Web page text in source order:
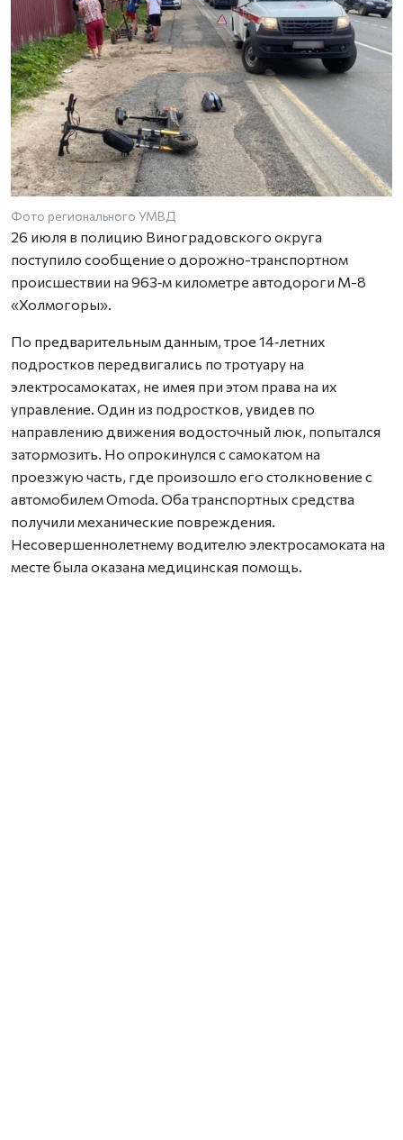
Фото регионального УМВД
26 июля в полицию Виноградовского округа
поступило сообщение о дорожно-транспортном
происшествии на 963‑м километре автодороги М-8
«Холмогоры».
По предварительным данным, трое 14‑летних
подростков передвигались по тротуару на
электросамокатах, не имея при этом права на их
управление. Один из подростков, увидев по
направлению движения водосточный люк, попытался
затормозить. Но опрокинулся с самокатом на
проезжую часть, где произошло его столкновение с
автомобилем Omoda. Оба транспортных средства
получили механические повреждения.
Несовершеннолетнему водителю электросамоката на
месте была оказана медицинская помощь.